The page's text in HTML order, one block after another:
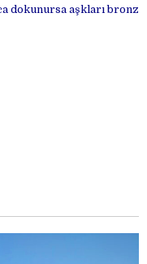
dokunursa aşkları bronz